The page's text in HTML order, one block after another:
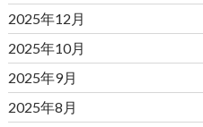
2025年12月
2025年10月
2025年9月
2025年8月